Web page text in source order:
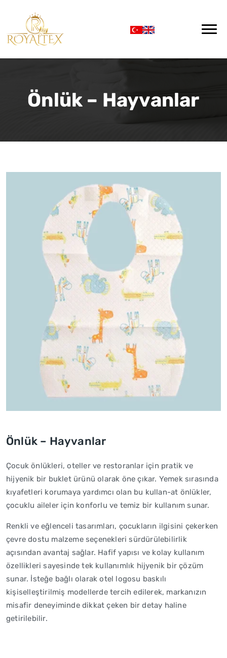
Önlük – Hayvanlar
Önlük – Hayvanlar
Çocuk önlükleri, oteller ve restoranlar için pratik ve
hijyenik bir buklet ürünü olarak öne çıkar. Yemek sırasında
kıyafetleri korumaya yardımcı olan bu kullan-at önlükler,
çocuklu aileler için konforlu ve temiz bir kullanım sunar.
Renkli ve eğlenceli tasarımları, çocukların ilgisini çekerken
çevre dostu malzeme seçenekleri sürdürülebilirlik
açısından avantaj sağlar. Hafif yapısı ve kolay kullanım
özellikleri sayesinde tek kullanımlık hijyenik bir çözüm
sunar. İsteğe bağlı olarak otel logosu baskılı
kişiselleştirilmiş modellerde tercih edilerek, markanızın
misafir deneyiminde dikkat çeken bir detay haline
getirilebilir.